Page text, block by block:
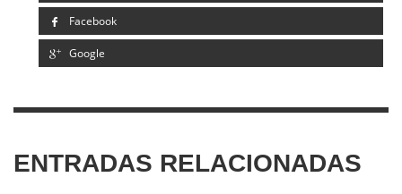
Facebook
Google
ENTRADAS RELACIONADAS